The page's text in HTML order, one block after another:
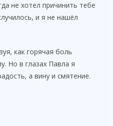
не хотел причинить тебе
и я не нашёл
как горячая боль
Но в глазах Павла я
а вину и смятение.